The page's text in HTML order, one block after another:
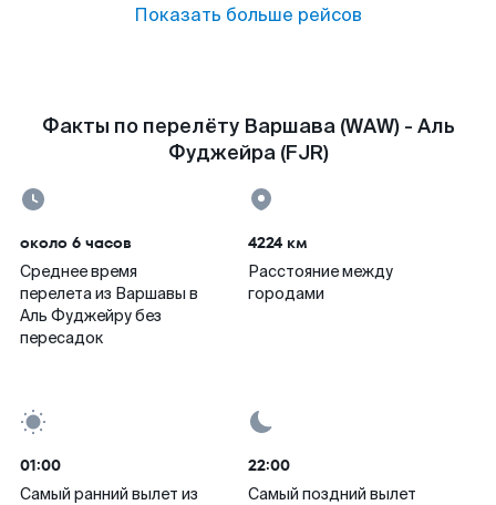
Показать больше рейсов
Факты по перелёту Варшава (WAW) - Аль
Фуджейра (FJR)
около 6 часов
Среднее время
перелета из Варшавы в
Аль Фуджейру без
пересадок
4224 км
Расстояние между
городами
01:00
Самый ранний вылет из
22:00
Самый поздний вылет